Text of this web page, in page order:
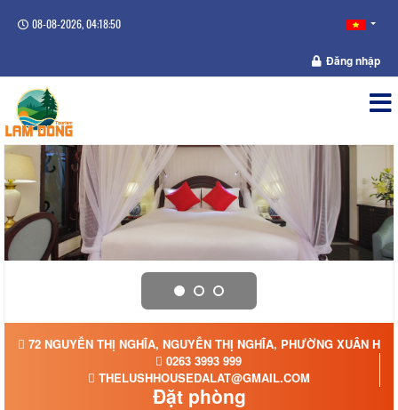
08-08-2026, 04:18:50
Đăng nhập
72 NGUYỄN THỊ NGHĨA, NGUYỄN THỊ NGHĨA, PHƯỜNG XUÂN
0263 3993 999
THELUSHHOUSEDALAT@GMAIL.COM
Đặt phòng